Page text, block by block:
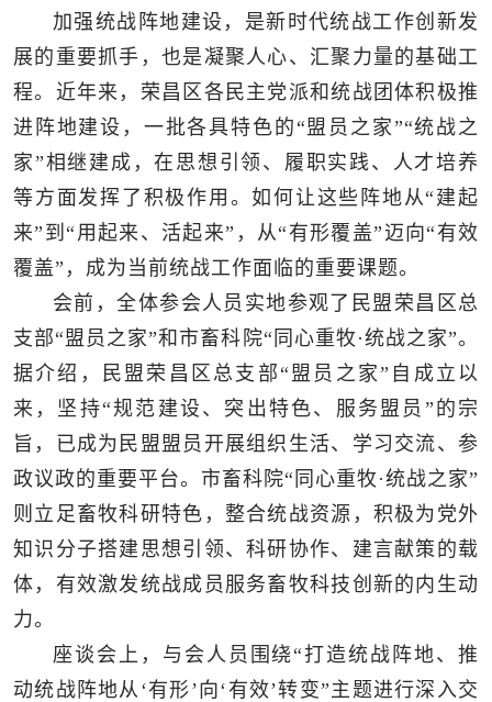
加强统战阵地建设，是新时代统战工作创新发
展的重要抓手，也是凝聚人心、汇聚力量的基础工
程。近年来，荣昌区各民主党派和统战团体积极推
进阵地建设，一批各具特色的“盟员之家”“统战之
家”相继建成，在思想引领、履职实践、人才培养
等方面发挥了积极作用。如何让这些阵地从“建起
来”到“用起来、活起来”，从“有形覆盖”迈向“有效
覆盖”，成为当前统战工作面临的重要课题。
会前，全体参会人员实地参观了民盟荣昌区总
支部“盟员之家”和市畜科院“同心重牧·统战之家”。
据介绍，民盟荣昌区总支部“盟员之家”自成立以
来，坚持“规范建设、突出特色、服务盟员”的宗
旨，已成为民盟盟员开展组织生活、学习交流、参
政议政的重要平台。市畜科院“同心重牧·统战之家”
则立足畜牧科研特色，整合统战资源，积极为党外
知识分子搭建思想引领、科研协作、建言献策的载
体，有效激发统战成员服务畜牧科技创新的内生动
力。
座谈会上，与会人员围绕“打造统战阵地、推
动统战阵地从‘有形’向‘有效’转变”主题进行深入交